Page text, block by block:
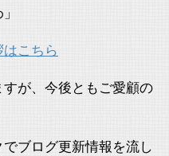
こちら
が、今後ともご愛顧の
ブログ更新情報を流し